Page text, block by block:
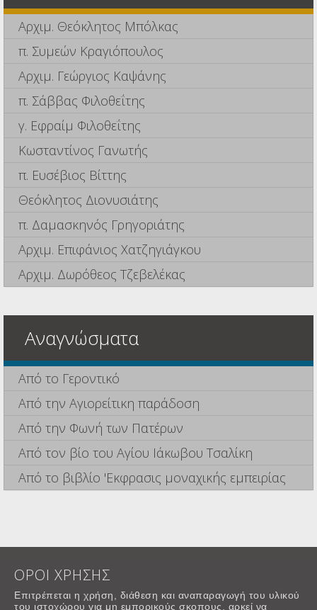
Αρχιμ. Θεόκλητος Μπόλκας
π. Συμεών Κραγιόπουλος
Αρχιμ. Γεώργιος Καψάνης
π. Σάββας Φιλοθεΐτης
γ. Εφραίμ Φιλοθεΐτης
Κωσταντίνος Γανωτής
π. Ευσέβιος Βίττης
Θεόκλητος Διονυσιάτης
π. Δαμασκηνός Γρηγοριάτης
Αρχιμ. Επιφάνιος Χατζηγιάγκου
Αρχιμ. Δωρόθεος Τζεβελέκας
Αναγνώσματα
Από το Γεροντικό
Από την Αγιορείτικη παράδοση
Από την Φωνή των Πατέρων
Από τον βίο του Αγίου Ιάκωβου Τσαλίκη
Από το βιβλίο 'Εκφρασις μοναχικής εμπειρίας
ΟΡΟΙ ΧΡΗΣΗΣ
Επιτρέπεται η χρήση, διάθεση και αναπαραγωγή του υλικού
του ιστοχώρου για μη εμπορικούς σκοπους, αρκεί να